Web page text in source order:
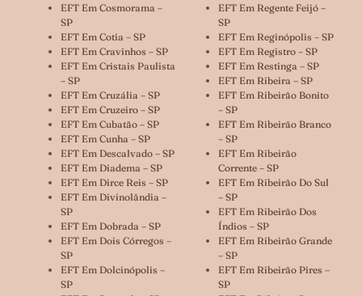
EFT Em Cosmorama –
SP
EFT Em Cotia – SP
EFT Em Cravinhos – SP
EFT Em Cristais Paulista
– SP
EFT Em Cruzália – SP
EFT Em Cruzeiro – SP
EFT Em Cubatão – SP
EFT Em Cunha – SP
EFT Em Descalvado – SP
EFT Em Diadema – SP
EFT Em Dirce Reis – SP
EFT Em Divinolândia –
SP
EFT Em Dobrada – SP
EFT Em Dois Córregos –
SP
EFT Em Dolcinópolis –
SP
EFT Em Regente Feijó –
SP
EFT Em Reginópolis – SP
EFT Em Registro – SP
EFT Em Restinga – SP
EFT Em Ribeira – SP
EFT Em Ribeirão Bonito
– SP
EFT Em Ribeirão Branco
– SP
EFT Em Ribeirão
Corrente – SP
EFT Em Ribeirão Do Sul
– SP
EFT Em Ribeirão Dos
Índios – SP
EFT Em Ribeirão Grande
– SP
EFT Em Ribeirão Pires –
SP